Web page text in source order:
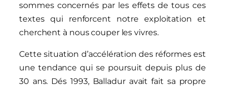
sommes concernés par les effets de tous ces
textes qui renforcent notre exploitation et
cherchent à nous couper les vivres.
Cette situation d’accélération des réformes est
une tendance qui se poursuit depuis plus de
30 ans. Dés 1993, Balladur avait fait sa propre